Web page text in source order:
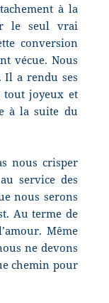
à la
le seul vrai
conversion
vécue. Nous
Il a rendu ses
tout joyeux et
à la suite du
nous crisper
service des
nous serons
Au terme de
Même
ne devons
chemin pour